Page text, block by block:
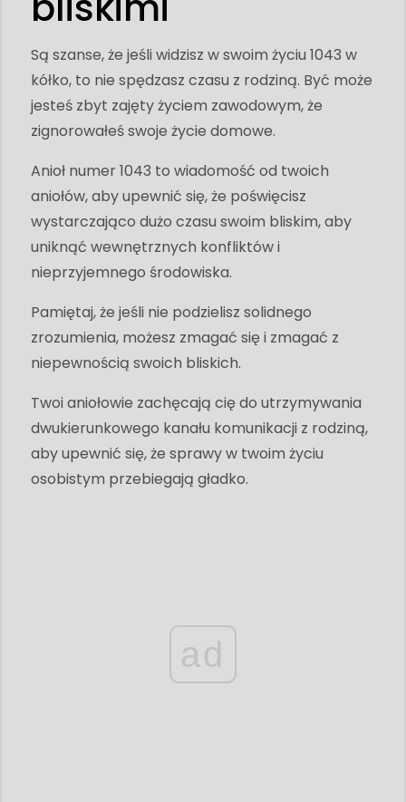
Są szanse, że jeśli widzisz w swoim życiu 1043 w
kółko, to nie spędzasz czasu z rodziną. Być może
jesteś zbyt zajęty życiem zawodowym, że
zignorowałeś swoje życie domowe.
Anioł numer 1043 to wiadomość od twoich
aniołów, aby upewnić się, że poświęcisz
wystarczająco dużo czasu swoim bliskim, aby
uniknąć wewnętrznych konfliktów i
nieprzyjemnego środowiska.
Pamiętaj, że jeśli nie podzielisz solidnego
zrozumienia, możesz zmagać się i zmagać z
niepewnością swoich bliskich.
Twoi aniołowie zachęcają cię do utrzymywania
dwukierunkowego kanału komunikacji z rodziną,
aby upewnić się, że sprawy w twoim życiu
osobistym przebiegają gładko.
ad